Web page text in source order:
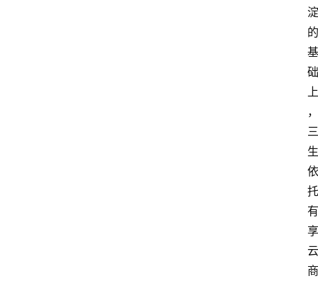
淀
的
基
础
上
，
三
生
依
托
有
享
云
商